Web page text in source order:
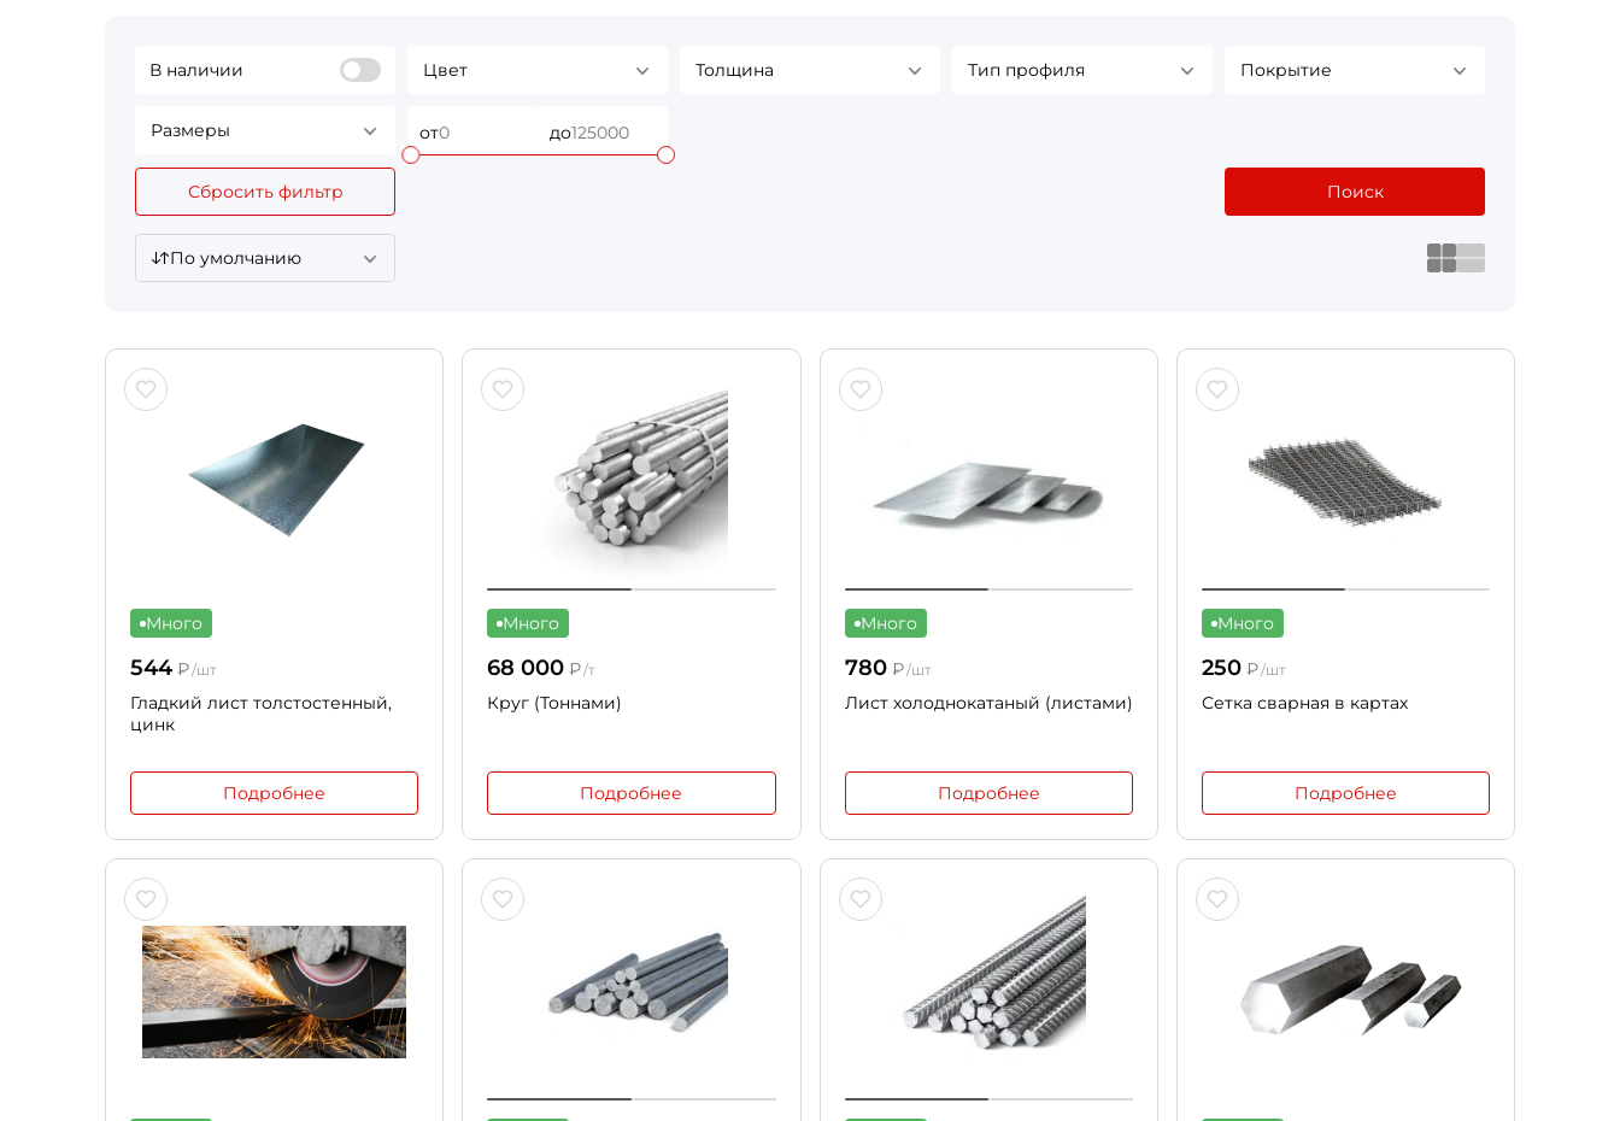
В наличии Цвет Толщина Тип профиля Покрытие
Размеры от до
Сбросить фильтр Поиск
По умолчанию
Много
544 ₽/шт
Гладкий лист толстостенный,
цинк
Подробнее
Много
68 000 ₽/т
Круг (Тоннами)
Подробнее
Много
780₽/шт
Лист холоднокатаный (листами)
Подробнее
Много
250₽/шт
Сетка сварная в картах
Подробнее